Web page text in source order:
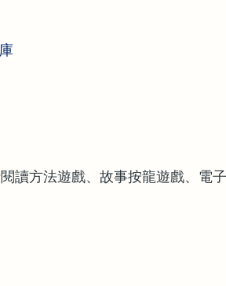
方法遊戲、故事按龍遊戲、電子